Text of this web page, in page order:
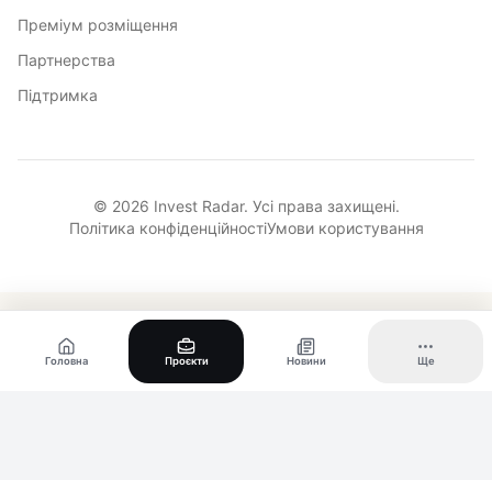
Преміум розміщення
Партнерства
Підтримка
© 2026 Invest Radar. Усі права захищені.
Політика конфіденційностіУмови користування
Головна Проєкти Новини Ще